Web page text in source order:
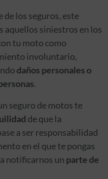
de los seguros, este
aquellos siniestros en los
tu moto como
involuntario,
daños personales o
.
seguro de motos te
de que la
a ser responsabilidad
en el que te pongas
notificarnos un parte de